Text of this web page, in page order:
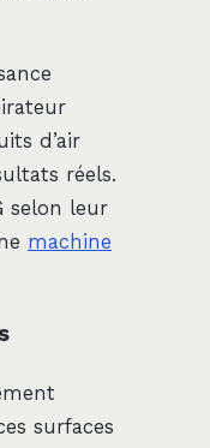
d’air
réels.
selon leur
machine
surfaces